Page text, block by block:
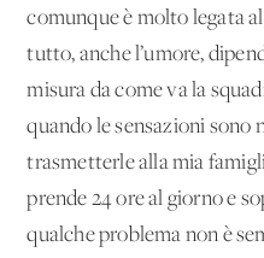
comunque è molto legata
tutto, anche l’umore,
misura da come va la
quando le sensazioni sono
trasmetterle alla mia
prende 24 ore al giorno e
qualche problema non è